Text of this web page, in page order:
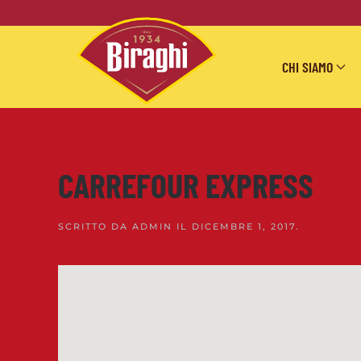
Skip to main content
CHI SIAMO
CARREFOUR EXPRESS
SCRITTO DA ADMIN IL DICEMBRE 1, 2017.